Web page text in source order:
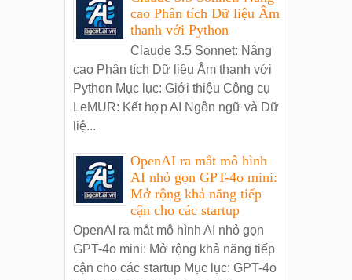
cao Phân tích Dữ liệu Âm
thanh với Python
Claude 3.5 Sonnet: Nâng
cao Phân tích Dữ liệu Âm thanh với
Python Mục lục: Giới thiệu Công cụ
LeMUR: Kết hợp AI Ngôn ngữ và Dữ
liệ...
OpenAI ra mắt mô hình
AI nhỏ gọn GPT-4o mini:
Mở rộng khả năng tiếp
cận cho các startup
OpenAI ra mắt mô hình AI nhỏ gọn
GPT-4o mini: Mở rộng khả năng tiếp
cận cho các startup Mục lục: GPT-4o